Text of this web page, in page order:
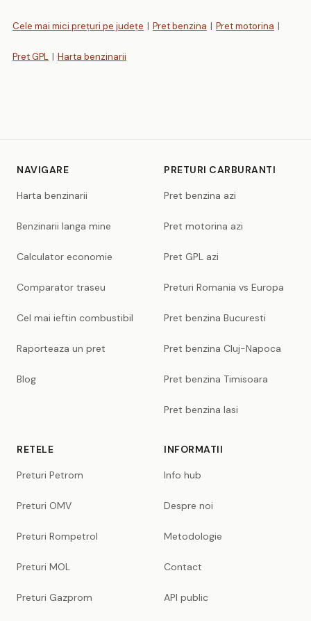
Cele mai mici prețuri pe județe | Pret benzina | Pret motorina |
Pret GPL | Harta benzinarii
NAVIGARE
Harta benzinarii
Benzinarii langa mine
Calculator economie
Comparator traseu
Cel mai ieftin combustibil
Raporteaza un pret
Blog
PRETURI CARBURANTI
Pret benzina azi
Pret motorina azi
Pret GPL azi
Preturi Romania vs Europa
Pret benzina Bucuresti
Pret benzina Cluj-Napoca
Pret benzina Timisoara
Pret benzina Iasi
RETELE
Preturi Petrom
Preturi OMV
Preturi Rompetrol
Preturi MOL
Preturi Gazprom
INFORMATII
Info hub
Despre noi
Metodologie
Contact
API public